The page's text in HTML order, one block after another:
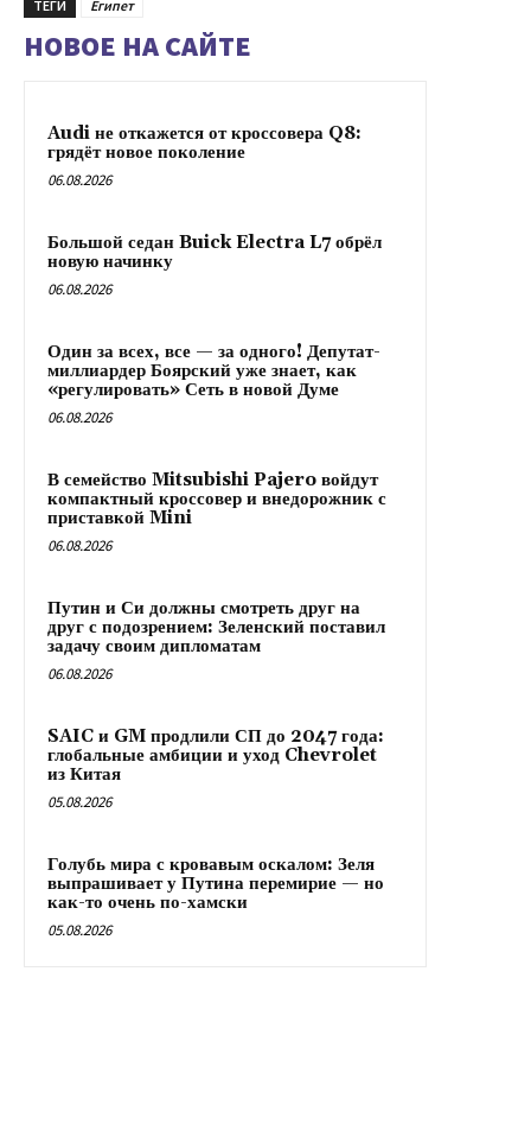
ТЕГИ Египет
НОВОЕ НА САЙТЕ
Audi не откажется от кроссовера Q8:
грядёт новое поколение
06.08.2026
Большой седан Buick Electra L7 обрёл
новую начинку
06.08.2026
Один за всех, все — за одного! Депутат-
миллиардер Боярский уже знает, как
«регулировать» Сеть в новой Думе
06.08.2026
В семейство Mitsubishi Pajero войдут
компактный кроссовер и внедорожник с
приставкой Mini
06.08.2026
Путин и Си должны смотреть друг на
друг с подозрением: Зеленский поставил
задачу своим дипломатам
06.08.2026
SAIC и GM продлили СП до 2047 года:
глобальные амбиции и уход Chevrolet
из Китая
05.08.2026
Голубь мира с кровавым оскалом: Зеля
выпрашивает у Путина перемирие — но
как-то очень по-хамски
05.08.2026